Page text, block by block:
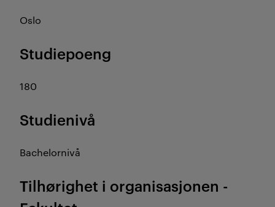
Oslo
Studiepoeng
180
Studienivå
Bachelornivå
Tilhørighet i organisasjonen -